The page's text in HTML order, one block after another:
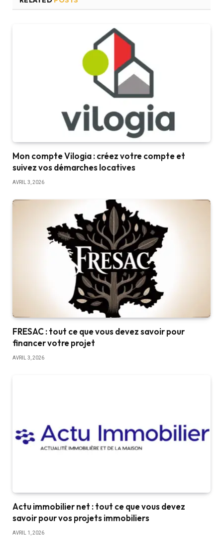
Mon compte Vilogia : créez votre compte et
suivez vos démarches locatives
AVRIL 3, 2026
FRESAC : tout ce que vous devez savoir pour
financer votre projet
AVRIL 3, 2026
Actu immobilier net : tout ce que vous devez
savoir pour vos projets immobiliers
AVRIL 1, 2026